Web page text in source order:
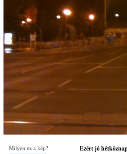
Milyen ez a kép?
Ezért jó